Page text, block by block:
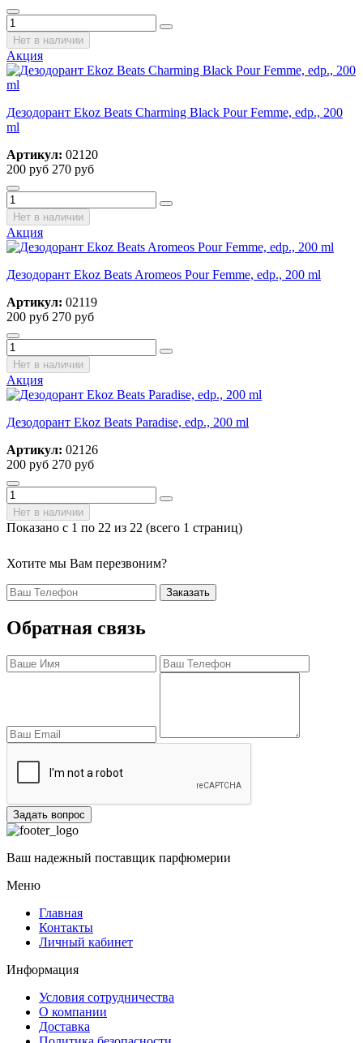
Нет в наличии
Акция
Дезодорант Ekoz Beats Charming Black Pour Femme, edp., 200
ml
Артикул: 02120
200 руб 270 руб
Нет в наличии
Акция
Дезодорант Ekoz Beats Aromeos Pour Femme, edp., 200 ml
Артикул: 02119
200 руб 270 руб
Нет в наличии
Акция
Дезодорант Ekoz Beats Paradise, edp., 200 ml
Артикул: 02126
200 руб 270 руб
Нет в наличии
Показано с 1 по 22 из 22 (всего 1 страниц)
Хотите мы Вам перезвоним?
Заказать
Обратная связь
Задать вопрос
Ваш надежный поставщик парфюмерии
Меню
Главная
Контакты
Личный кабинет
Информация
Условия сотрудничества
О компании
Доставка